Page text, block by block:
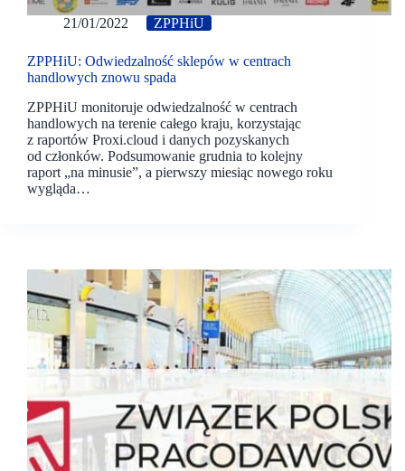
21/01/2022 ZPPHiU
ZPPHiU: Odwiedzalność sklepów w centrach
handlowych znowu spada
ZPPHiU monitoruje odwiedzalność w centrach
handlowych na terenie całego kraju, korzystając
z raportów Proxi.cloud i danych pozyskanych
od członków. Podsumowanie grudnia to kolejny
raport „na minusie”, a pierwszy miesiąc nowego roku
wygląda…